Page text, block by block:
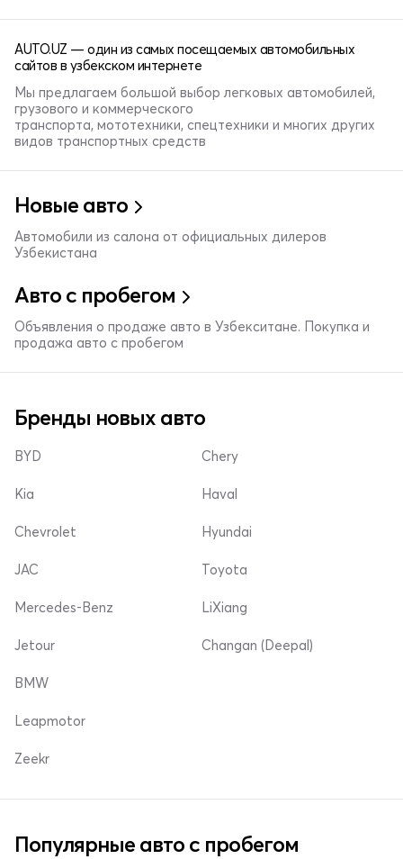
AUTO.UZ — один из самых посещаемых автомобильных
сайтов в узбекском интернете
Мы предлагаем большой выбор легковых автомобилей,
грузового и коммерческого
транспорта, мототехники, спецтехники и многих других
видов транспортных средств
Новые авто
Автомобили из салона от официальных дилеров
Узбекистана
Авто с пробегом
Объявления о продаже авто в Узбекситане. Покупка и
продажа авто с пробегом
Бренды новых авто
BYD
Kia
Chevrolet
Chery
Haval
Hyundai
JAC
Mercedes-Benz
Jetour
Toyota
LiXiang
Changan (Deepal)
BMW
Leapmotor
Zeekr
Популярные авто с пробегом